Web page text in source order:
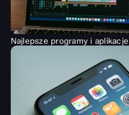
Najlepsze programy i